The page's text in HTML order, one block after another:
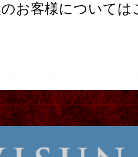
お客様については